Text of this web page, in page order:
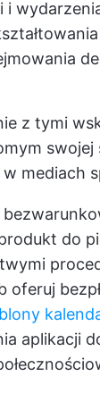
i
z tymi
swojej
mediach
do
oferuj
aplikacji